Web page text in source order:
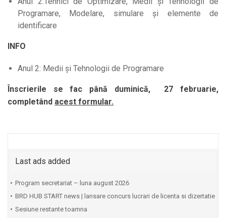
Programare, Modelare, simulare și elemente de
identificare
INFO
Anul 2: Medii și Tehnologii de Programare
Înscrierile se fac până duminică, 27 februarie,
completând acest formular.
Last ads added
Program secretariat – luna august 2026
BRD HUB START news | lansare concurs lucrari de licenta si dizertatie
Sesiune restante toamna